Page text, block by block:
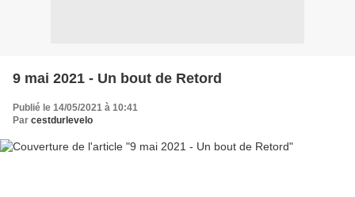
9 mai 2021 - Un bout de Retord
Publié le 14/05/2021 à 10:41
Par cestdurlevelo